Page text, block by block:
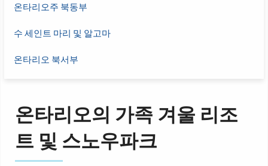
온타리오주 북동부
수 세인트 마리 및 알고마
온타리오 북서부
온타리오의 가족 겨울 리조
트 및 스노우파크